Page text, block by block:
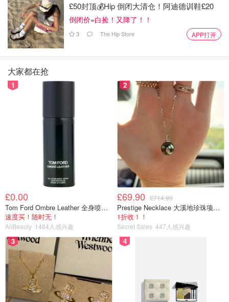
£50封顶💰Hip 倒闭大清仓！阿迪德训鞋£20
倒闭价=白捡！又降了！！
3 The Hip Store APP打开
大家都在抢
1
£0.00
Tom Ford Ombre Leather 全身喷雾 150ml
速度买！随时无！
AllBeauty 1484人感兴趣
2
£69.90 £714.90
Prestige Necklace 大溪地珍珠项链 10-11mm
1折收！！
Secret Sales 447人感兴趣
3 4